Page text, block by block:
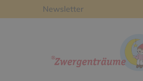
Newsletter